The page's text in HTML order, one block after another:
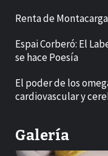
Renta de
Espai Corberó: El
se hace Poesía
El poder de los
cardiovascular y
Galería